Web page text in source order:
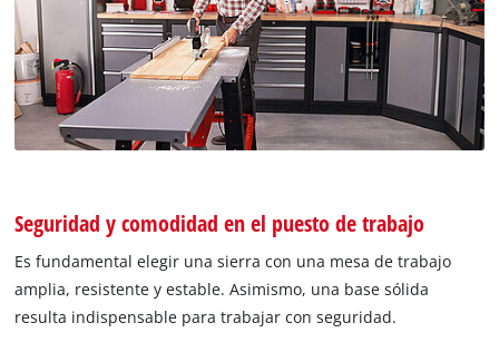
Seguridad y comodidad en el puesto de trabajo
Es fundamental elegir una sierra con una mesa de trabajo
amplia, resistente y estable. Asimismo, una base sólida
resulta indispensable para trabajar con seguridad.